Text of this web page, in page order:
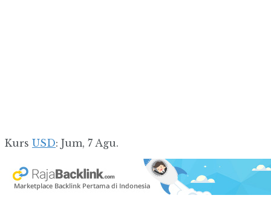
Kurs USD: Jum, 7 Agu.